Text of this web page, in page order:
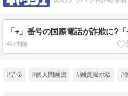
4時間前
#借金 #個人間融資 #融資掲示板 #